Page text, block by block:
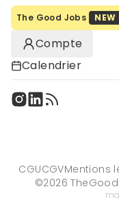
The Good Jobs NEW
Compte
Calendrier
CGUCGVMentions
©2026